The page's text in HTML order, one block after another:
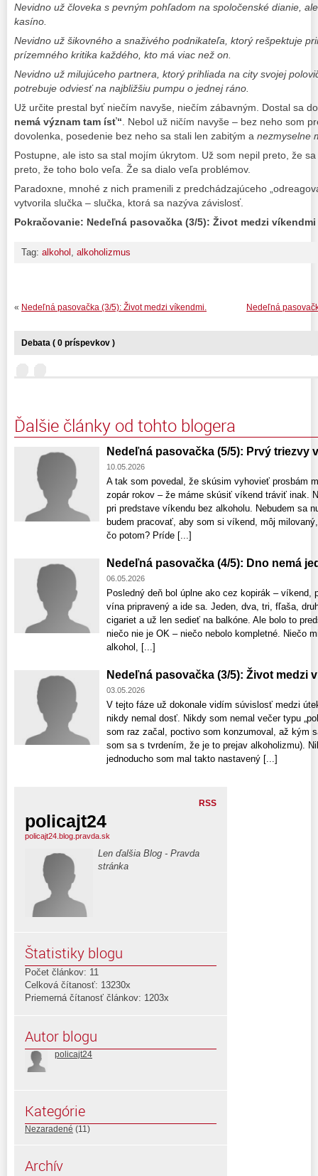
Nevidno už človeka s pevným pohľadom na spoločenské dianie,
kasíno.
Nevidno už šikovného a snaživého podnikateľa, ktorý rešpektuje
prízemného kritika každého, kto má viac než on.
Nevidno už milujúceho partnera, ktorý prihliada na city svojej
potrebuje odviesť na najbližšiu pumpu o jednej ráno.
Už určite prestal byť niečím navyše, niečím zábavným. Dostal sa
nemá význam tam ísť“ . Nebol už ničím navyše – bez neho som
dovolenka, posedenie bez neho sa stali len zabitým a nezmyselne
Postupne, ale isto sa stal mojím úkrytom. Už som nepil preto, že
preto, že toho bolo veľa. Že sa dialo veľa problémov.
Paradoxne, mnohé z nich pramenili z predchádzajúceho
vytvorila slučka – slučka, ktorá sa nazýva závislosť.
Pokračovanie: Nedeľná pasovačka (3/5): Život medzi
Tag: alkohol alkoholizmus
Nedeľná
« Nedeľná pasovačka (3/5): Život medzi víkendmi.
Debata ( 0 príspevkov )
Ďalšie články od tohto blogera
Nedeľná pasovačka (5/5): Prvý triezvy
10.05.2026
A tak som povedal, že skúsim vyhovieť prosbám
zopár rokov – že máme skúsiť víkend tráviť inak.
pri predstave víkendu bez alkoholu. Nebudem sa
budem pracovať, aby som si víkend, môj
čo potom? Príde [...]
Nedeľná pasovačka (4/5): Dno nemá
06.05.2026
Posledný deň bol úplne ako cez kopirák –
vína pripravený a ide sa. Jeden, dva, tri, fľaša,
cigariet a už len sedieť na balkóne. Ale bolo to
niečo nie je OK – niečo nebolo kompletné. Niečo
alkohol, [...]
Nedeľná pasovačka (3/5): Život medzi
03.05.2026
V tejto fáze už dokonale vidím súvislosť medzi
nikdy nemal dosť. Nikdy som nemal večer typu
som raz začal, poctivo som konzumoval, až kým
som sa s tvrdením, že je to prejav alkoholizmu).
jednoducho som mal takto nastavený [...]
RSS
policajt24
policajt24.blog.pravda.sk
Len ďalšia Blog - Pravda
stránka
Štatistiky blogu
Počet článkov: 11
Celková čítanosť: 13230x
Priemerná čítanosť článkov: 1203x
Autor blogu
policajt24
Kategórie
Nezaradené (11)
Archív